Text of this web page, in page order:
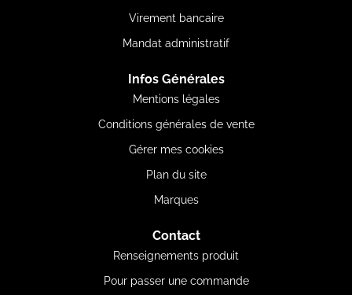
Virement bancaire
Mandat administratif
Infos Générales
Mentions légales
Conditions générales de vente
Gérer mes cookies
Plan du site
Marques
Contact
Renseignements produit
Pour passer une commande